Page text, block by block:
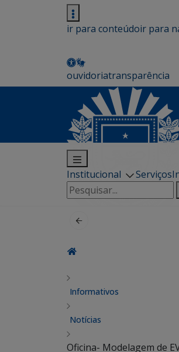
ir para conteúdoir para
ouvidoriatransparência
Institucional Serviços
Pesquisar
por:
Informativos
Notícias
Oficina- Modelagem de